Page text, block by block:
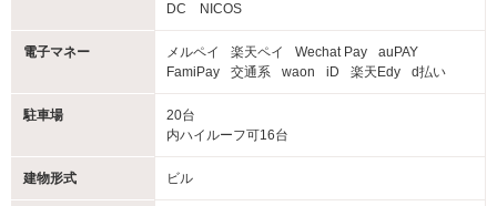
DC NICOS
電子マネー メルペイ 楽天ペイ Wechat Pay
auPAY
FamiPay
交通系 waon iD 楽天Edy d払い
駐車場
20台
内ハイルーフ可16台
建物形式 ビル